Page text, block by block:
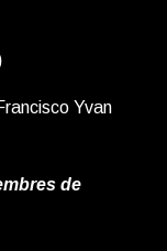
Yvan
de